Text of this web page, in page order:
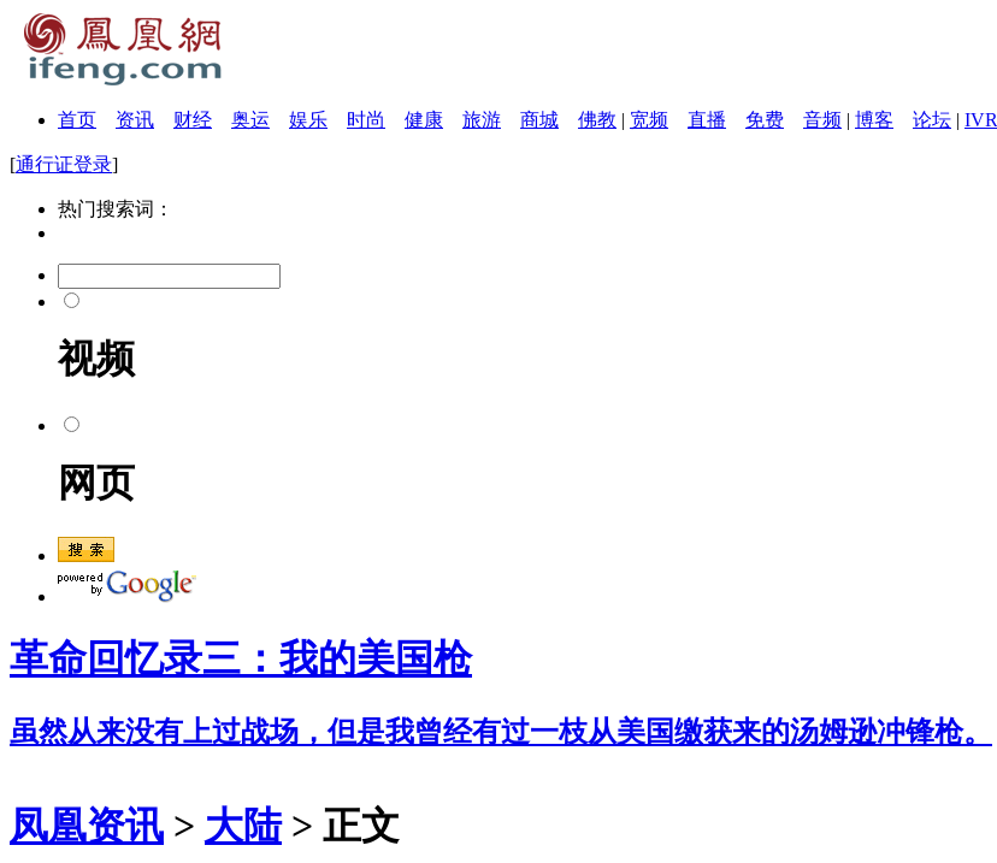
首页 资讯 财经 奥运 娱乐 时尚 健康 旅游 商城 佛教 | 宽频 直播 免费 音频 | 博客 论坛 | IVR
[通行证登录]
热门搜索词：
视频
网页
革命回忆录三：我的美国枪
虽然从来没有上过战场，但是我曾经有过一枝从美国缴获来的汤姆逊冲锋枪。
凤凰资讯 > 大陆> 正文